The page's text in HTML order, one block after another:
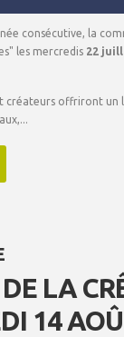
consécutive, la
les mercredis 22
créateurs offriront un
LA
14